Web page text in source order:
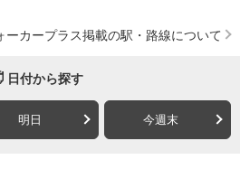
ーカープラス掲載の駅・路線について
日付から探す
明日 今週末